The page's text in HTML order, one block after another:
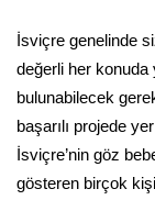
İsviçre genelinde
değerli her konuda
bulunabilecek
başarılı projede
İsviçre’nin göz
gösteren birçok